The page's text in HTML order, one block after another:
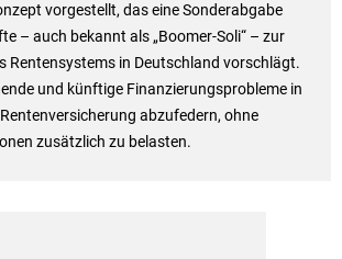
vorgestellt, das eine Sonderabgabe
– auch bekannt als „Boomer-Soli“ – zur
Rentensystems in Deutschland vorschlägt.
und künftige Finanzierungsprobleme in
abzufedern, ohne
zusätzlich zu belasten.